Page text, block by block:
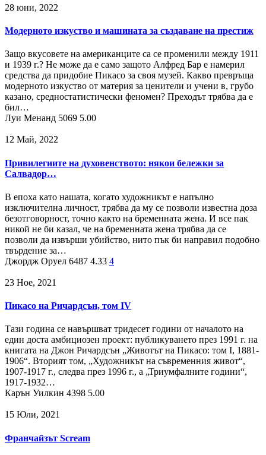
28 юни, 2022
Модерното изкуство и машината за създаване на престиж
Защо вкусовете на американците са се променили между 1911
и 1939 г.? Не може да е само защото Алфред Бар е намерил
средства да придобие Пикасо за своя музей. Какво превръща
модерното изкуство от материя за ценители и учени в, грубо
казано, средностатистически феномен? Преходът трябва да е
бил…
Луи Менанд 5069 5.00
12 Май, 2022
Привилегиите на духовенството: някои бележки за
Салвадор…
В епоха като нашата, когато художникът е напълно
изключителна личност, трябва да му се позволи известна доза
безотговорност, точно както на бременната жена. И все пак
никой не би казал, че на бременната жена трябва да се
позволи да извърши убийство, нито пък би направил подобно
твърдение за…
Джордж Оруел 6487 4.33 4
23 Ное, 2021
Пикасо на Ричардсън, том IV
Тази година се навършват тридесет години от началото на
един доста амбициозен проект: публикуването през 1991 г. на
книгата на Джон Ричардсън „Животът на Пикасо: том I, 1881-
1906“. Вторият том, „Художникът на съвременния живот“,
1907-1917 г., следва през 1996 г., а „Триумфалните години“,
1917-1932…
Карън Уилкин 4398 5.00
15 Юли, 2021
Франчайзът Scream